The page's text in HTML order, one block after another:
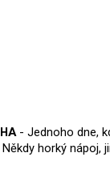
- Jednoho dne,
horký nápoj,